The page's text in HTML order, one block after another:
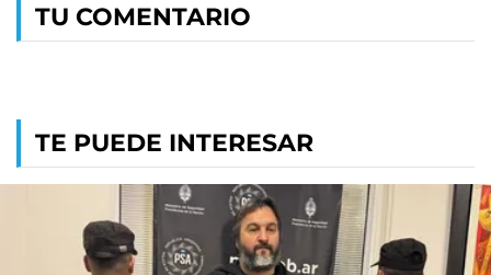
TU COMENTARIO
TE PUEDE INTERESAR